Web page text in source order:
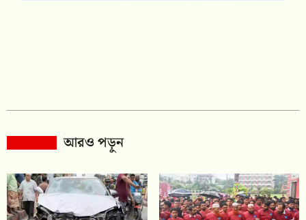
আরও পড়ুন